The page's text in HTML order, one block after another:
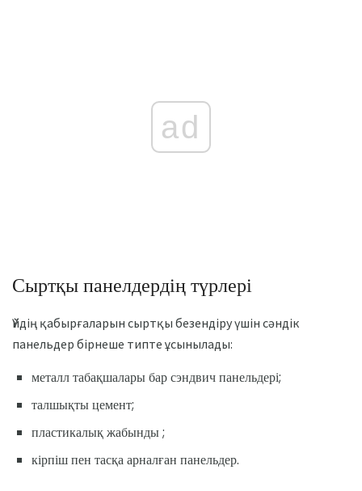
ad
Сыртқы панелдердің түрлері
Үйдің қабырғаларын сыртқы безендіру үшін сәндік
панельдер бірнеше типте ұсынылады:
металл табақшалары бар сэндвич панельдері;
талшықты цемент;
пластикалық жабынды ;
кірпіш пен тасқа арналған панельдер.